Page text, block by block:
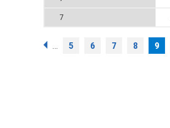
7
Σελίδες
… 5 6 7 8 9